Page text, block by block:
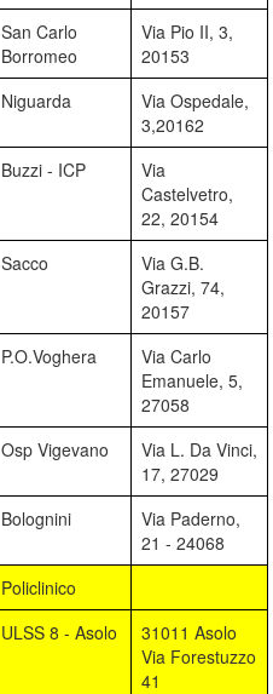
San Carlo
Borromeo
Via Pio II, 3,
20153
Niguarda
Via Ospedale,
3,20162
Buzzi - ICP
Via
Castelvetro,
22, 20154
Sacco
Via G.B.
Grazzi, 74,
20157
P.O.Voghera
Via Carlo
Emanuele, 5,
27058
Osp Vigevano
Via L. Da Vinci,
17, 27029
Bolognini
Via Paderno,
21 - 24068
Policlinico
ULSS 8 - Asolo
31011 Asolo
Via Forestuzzo
41